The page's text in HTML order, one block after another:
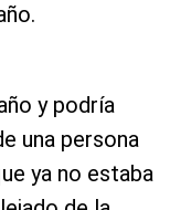
y podría
una persona
ya no estaba